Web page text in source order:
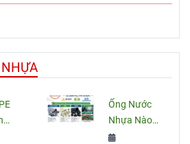
Ống Nước
Nhựa Nào
Tốt Nhất